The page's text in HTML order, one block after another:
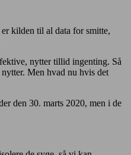
kilden til al data for smitte,
nytter tillid ingenting. Så
Men hvad nu hvis det
den 30. marts 2020, men i de